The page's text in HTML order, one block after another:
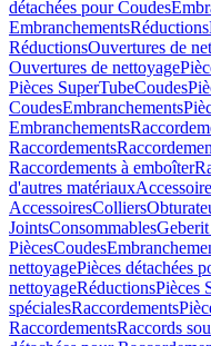
détachées pour Coudes
EmbranchementsRéductions
RéductionsOuvertures de
Ouvertures de nettoyage
Pièces SuperTubeCoudes
CoudesEmbranchements
Embranchements
Raccordements
Raccordements à emboîter
d'autres matériaux
AccessoiresColliers
JointsConsommables
PiècesCoudes
nettoyagePièces détachées
nettoyageRéductionsPièces
spécialesRaccordements
RaccordementsRaccords